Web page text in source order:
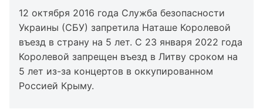
12 октября 2016 года Служба безопасности
Украины (СБУ) запретила Наташе Королевой
въезд в страну на 5 лет. С 23 января 2022 года
Королевой запрещен въезд в Литву сроком на
5 лет из-за концертов в оккупированном
Россией Крыму.